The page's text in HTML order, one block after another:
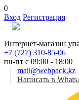
0
Вход Регистрация
Интернет-магазин
+7 (727) 310-85-06
пн-пт с 09:00 - 18:00
mail@webpack.kz
Написать в